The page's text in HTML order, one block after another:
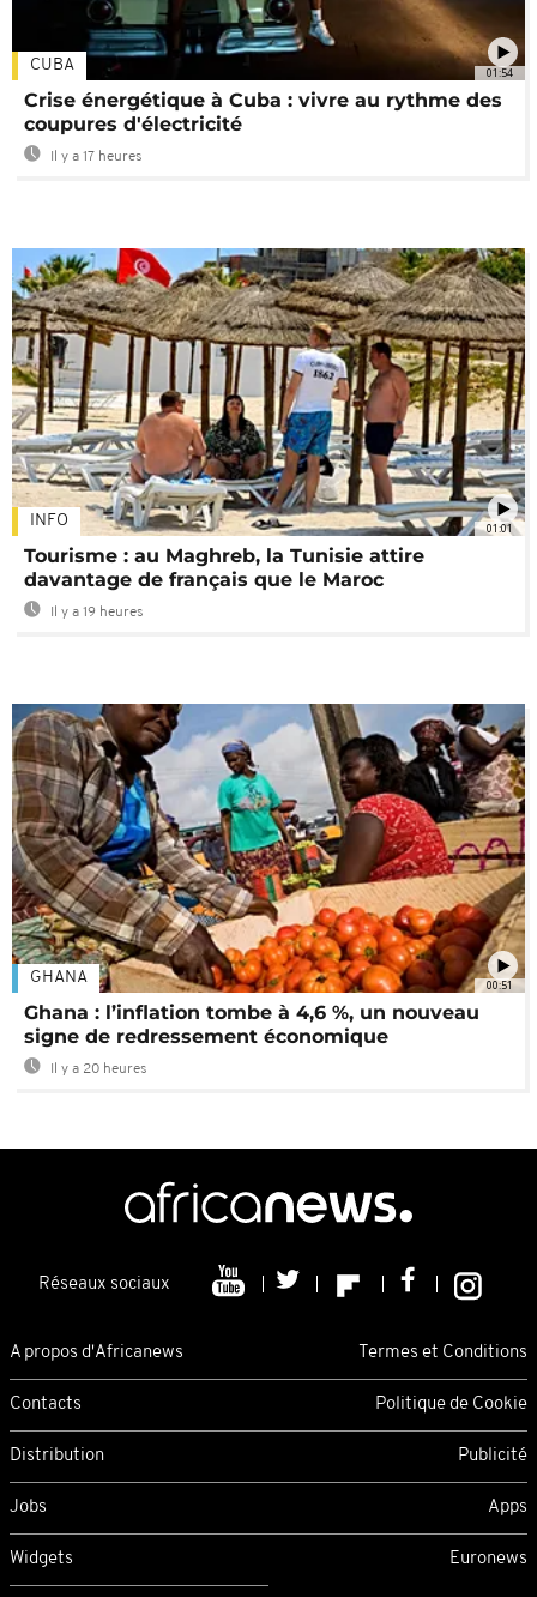
01:54
CUBA
Crise énergétique à Cuba : vivre au rythme des
coupures d'électricité
Il y a 17 heures
01:01
INFO
Tourisme : au Maghreb, la Tunisie attire
davantage de français que le Maroc
Il y a 19 heures
00:51
GHANA
Ghana : l’inflation tombe à 4,6 %, un nouveau
signe de redressement économique
Il y a 20 heures
Réseaux sociaux
A propos d'Africanews Termes et Conditions
Contacts Politique de Cookie
Distribution Publicité
Jobs Apps
Widgets Euronews